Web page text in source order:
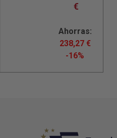
€
Ahorras:
238,27 €
-16%